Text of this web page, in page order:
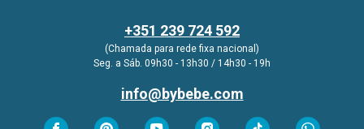
+351 239 724 592
(Chamada para rede fixa nacional)
Seg. a Sáb. 09h30 - 13h30 / 14h30 - 19h
info@bybebe.com